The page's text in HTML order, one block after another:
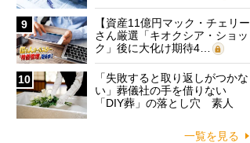
9
【資産11億円マック・チェリー
さん厳選「キオクシア・ショッ
ク」後に大化け期待4…
10
「失敗すると取り返しがつかな
い」葬儀社の手を借りない
「DIY葬」の落とし穴 素人
一覧を見る